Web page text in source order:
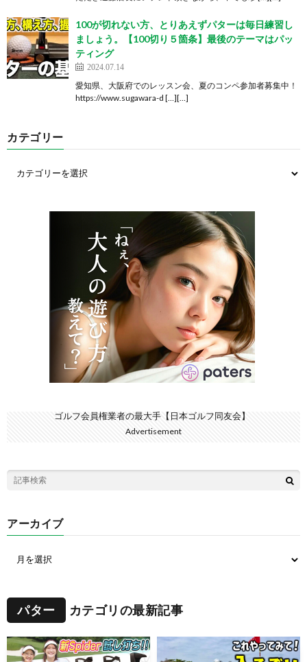
100が切れない方、とりあえずパターは毎日練習し
ましょう。【100切り５箇条】最後のテーマはパッ
ティング
2024.07.14
愛知県、大阪府でのレッスン会、夏のコンペ参加者募集中！
https://www.sugawara-d […][…]
カテゴリー
ゴルフ会員権業者の最大手【日本ゴルフ同友会】
Advertisement
アーカイブ
パター カテゴリの最新記事